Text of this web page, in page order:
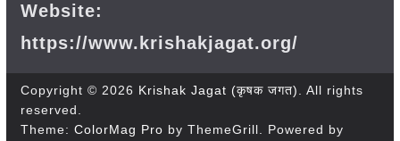
Website:
https://www.krishakjagat.org/
Copyright © 2026 Krishak Jagat (कृषक जगत). All rights
reserved.
Theme: ColorMag Pro by ThemeGrill. Powered by